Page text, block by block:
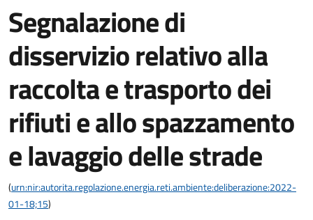
Segnalazione di
disservizio relativo alla
raccolta e trasporto dei
rifiuti e allo spazzamento
e lavaggio delle strade
(urn:nir:autorita.regolazione.energia.reti.ambiente:deliberazione:2022-
01-18;15)